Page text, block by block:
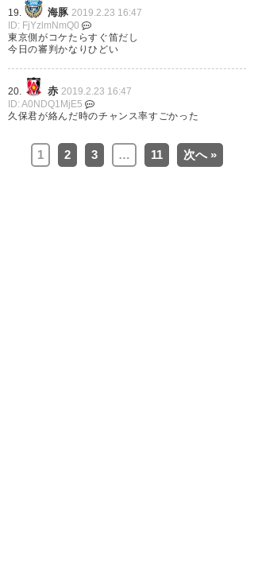
#Frontale #FCTOKYO #Jleague
— はむばぐ (humbug_tko)
2019, 2月 23
ドロー。建英の守備意識に拍手
19. 海豚 2019.2.23 16:47
ID: FjYzlmNmQ0
東京側がコケたらすぐ笛だし
今日の審判かなりひどい
20. 赤 2019.2.23 16:47
ID: A0NDQ1MjE5
久保君が絡んだ時のチャンス率すごかった
1 2 3 … 11 次へ »